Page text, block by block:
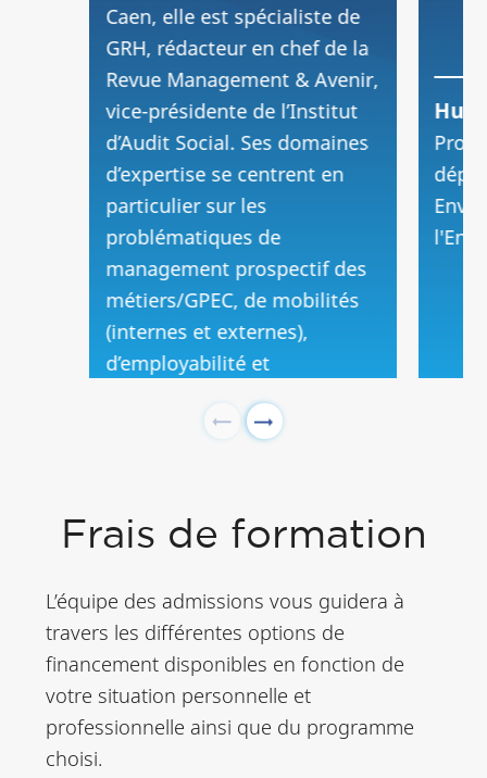
Caen, elle est spécialiste de
GRH, rédacteur en chef de la
Revue Management & Avenir,
vice-présidente de l’Institut
d’Audit Social. Ses domaines
d’expertise se centrent en
particulier sur les
problématiques de
management prospectif des
métiers/GPEC, de mobilités
(internes et externes),
d’employabilité et
d’emploi et de compétences.
Frais de formation
L’équipe des admissions vous guidera à
travers les différentes options de
financement disponibles en fonction de
votre situation personnelle et
professionnelle ainsi que du programme
choisi.